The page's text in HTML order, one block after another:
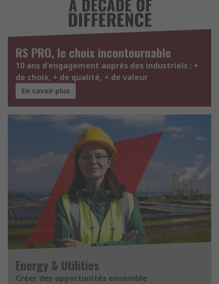
RS PRO, le choix incontournable
10 ans d'engagement auprès des industriels : +
de choix, + de qualité, + de valeur
En savoir plus
Energy & Utilities
Créer des opportunités ensemble